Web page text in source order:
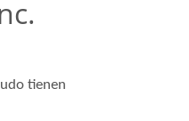
tienen